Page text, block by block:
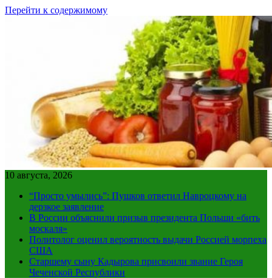
Перейти к содержимому
10 августа, 2026
“Просто умылись”: Пушков ответил Навроцкому на
дерзкое заявление
В России объяснили призыв президента Польши «бить
москаля»
Политолог оценил вероятность выдачи Россией морпеха
США
Старшему сыну Кадырова присвоили звание Героя
Чеченской Республики